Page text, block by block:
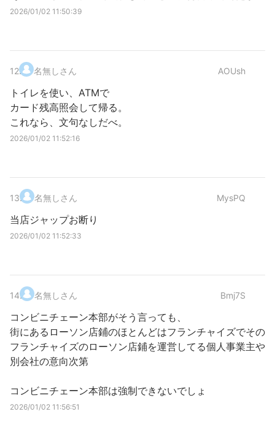
2026/01/02 11:50:39
12. 名無しさん AOUsh
トイレを使い、ATMで
カード残高照会して帰る。
これなら、文句なしだべ。
2026/01/02 11:52:16
13. 名無しさん MysPQ
当店ジャップお断り
2026/01/02 11:52:33
14. 名無しさん Bmj7S
コンビニチェーン本部がそう言っても、
街にあるローソン店鋪のほとんどはフランチャイズでその
フランチャイズのローソン店鋪を運営してる個人事業主や
別会社の意向次第
コンビニチェーン本部は強制できないでしょ
2026/01/02 11:56:51